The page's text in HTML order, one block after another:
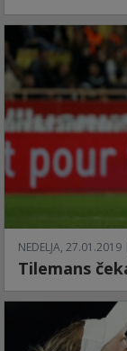
NEDELJA,
Tilemans